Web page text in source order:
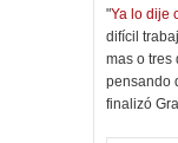
"Ya lo dije
difícil
mas o tres
pensando
finalizó